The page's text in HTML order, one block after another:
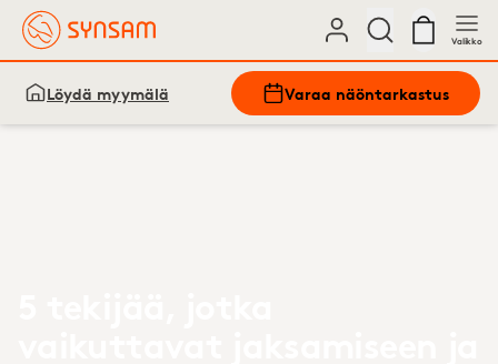
Valikko
Löydä myymälä Varaa näöntarkastus